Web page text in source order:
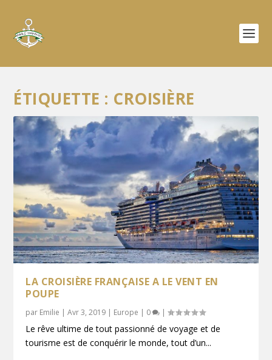
ÉTIQUETTE : CROISIÈRE
LA CROISIÈRE FRANÇAISE A LE VENT EN
POUPE
par Emilie |Avr 3, 2019 | Europe | 0 |
Le rêve ultime de tout passionné de voyage et de
tourisme est de conquérir le monde, tout d’un...